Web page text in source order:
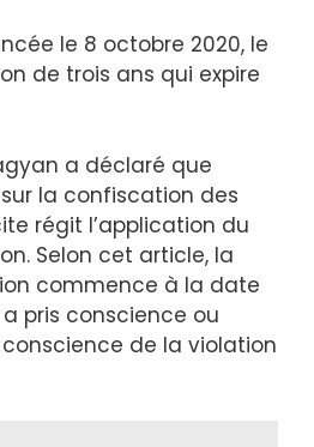
le 8 octobre 2020, le
de trois ans qui expire
a déclaré que
la confiscation des
régit l’application du
Selon cet article, la
commence à la date
pris conscience ou
de la violation